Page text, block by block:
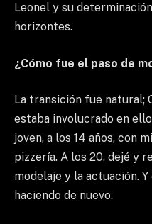
Leonel y su
horizontes.
¿Cómo fue el paso de
La transición fue natural;
estaba involucrado en
joven, a los 14 años, con
pizzería. A los 20, dejé y
modelaje y la actuación.
haciendo de nuevo.